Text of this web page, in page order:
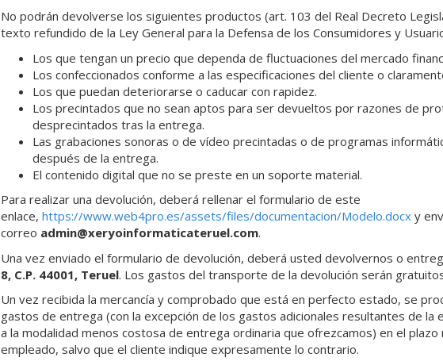
No podrán devolverse los siguientes productos (art. 103 del Real Decreto
texto refundido de la Ley General para la Defensa de los Consumidores y
Los que tengan un precio que dependa de fluctuaciones del mercado
Los confeccionados conforme a las especificaciones del cliente o
Los que puedan deteriorarse o caducar con rapidez.
Los precintados que no sean aptos para ser devueltos por razones de
desprecintados tras la entrega.
Las grabaciones sonoras o de vídeo precintadas o de programas
después de la entrega.
El contenido digital que no se preste en un soporte material.
Para realizar una devolución, deberá rellenar el formulario de este
enlace, https://www.web4pro.es/assets/files/documentacion/Modelo.docxy
correo admin@xeryoinformaticateruel.com.
Una vez enviado el formulario de devolución, deberá usted devolvernos o
8, C.P. 44001, Teruel. Los gastos del transporte de la devolución serán
Un vez recibida la mercancía y comprobado que está en perfecto estado, se
gastos de entrega (con la excepción de los gastos adicionales resultantes de
a la modalidad menos costosa de entrega ordinaria que ofrezcamos) en el
empleado, salvo que el cliente indique expresamente lo contrario.